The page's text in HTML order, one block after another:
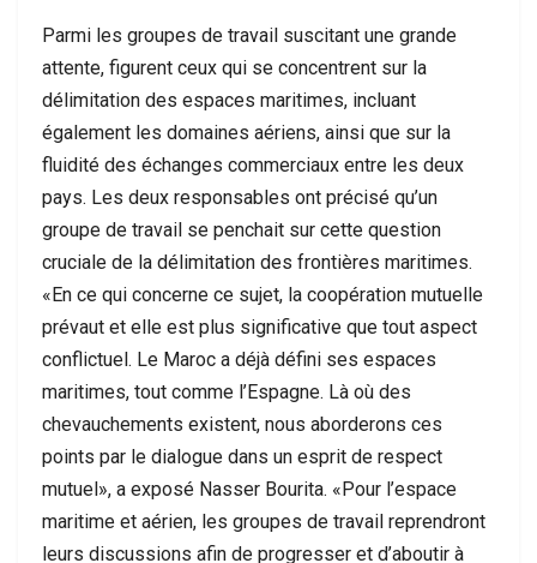
Parmi les groupes de travail suscitant une grande
attente, figurent ceux qui se concentrent sur la
délimitation des espaces maritimes, incluant
également les domaines aériens, ainsi que sur la
fluidité des échanges commerciaux entre les deux
pays. Les deux responsables ont précisé qu’un
groupe de travail se penchait sur cette question
cruciale de la délimitation des frontières maritimes.
«En ce qui concerne ce sujet, la coopération mutuelle
prévaut et elle est plus significative que tout aspect
conflictuel. Le Maroc a déjà défini ses espaces
maritimes, tout comme l’Espagne. Là où des
chevauchements existent, nous aborderons ces
points par le dialogue dans un esprit de respect
mutuel», a exposé Nasser Bourita. «Pour l’espace
maritime et aérien, les groupes de travail reprendront
leurs discussions afin de progresser et d’aboutir à